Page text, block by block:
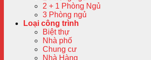
2 + 1 Phòng Ngủ
3 Phòng ngủ
Loại công trình
Biệt thự
Nhà phố
Chung cư
Nhà Hàng